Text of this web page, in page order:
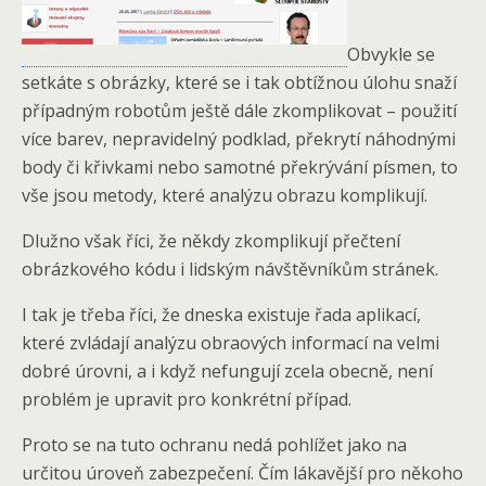
Obvykle se
setkáte s obrázky, které se i tak obtížnou úlohu snaží
případným robotům ještě dále zkomplikovat – použití
více barev, nepravidelný podklad, překrytí náhodnými
body či křivkami nebo samotné překrývání písmen, to
vše jsou metody, které analýzu obrazu komplikují.
Dlužno však říci, že někdy zkomplikují přečtení
obrázkového kódu i lidským návštěvníkům stránek.
I tak je třeba říci, že dneska existuje řada aplikací,
které zvládají analýzu obraových informací na velmi
dobré úrovni, a i když nefungují zcela obecně, není
problém je upravit pro konkrétní případ.
Proto se na tuto ochranu nedá pohlížet jako na
určitou úroveň zabezpečení. Čím lákavější pro někoho